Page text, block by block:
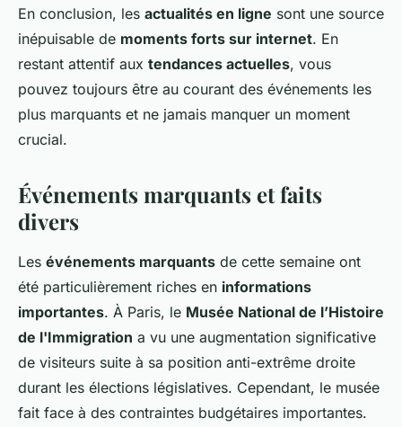
En conclusion, les actualités en ligne sont une source
inépuisable de moments forts sur internet. En
restant attentif aux tendances actuelles, vous
pouvez toujours être au courant des événements les
plus marquants et ne jamais manquer un moment
crucial.
Événements marquants et faits
divers
Les événements marquants de cette semaine ont
été particulièrement riches en informations
importantes. À Paris, le Musée National de l’Histoire
de l'Immigration a vu une augmentation significative
de visiteurs suite à sa position anti-extrême droite
durant les élections législatives. Cependant, le musée
fait face à des contraintes budgétaires importantes.